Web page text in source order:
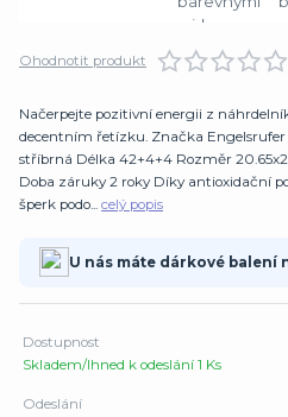
Ohodnotit produkt
Načerpejte pozitivní energii z
decentním řetízku. Značka
stříbrná Délka 42+4+4 Rozměr
Doba záruky 2 roky Díky antioxidační
šperk podo... celý popis
U nás máte dárkové balení
Dostupnost
Skladem/Ihned k odeslání 1 Ks
Odeslání